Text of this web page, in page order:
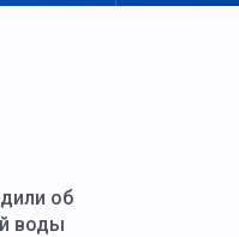
об
воды